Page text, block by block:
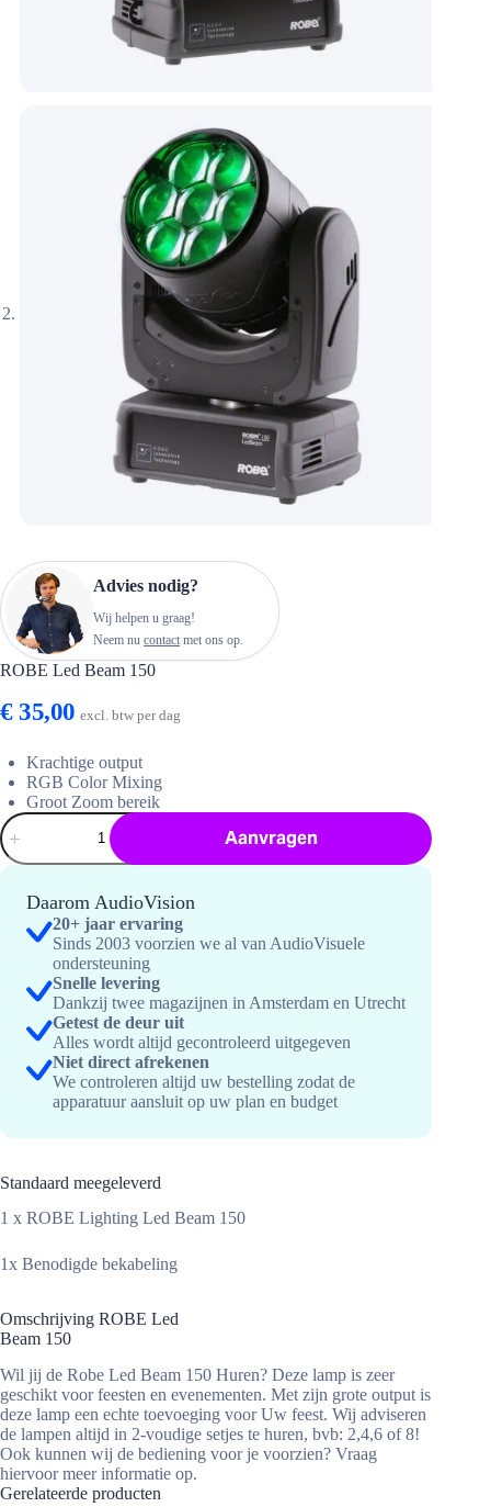
Advies nodig?
Wij helpen u graag!
Neem nu contact met ons op.
ROBE Led Beam 150
€35,00 excl. btw per dag
Krachtige output
RGB Color Mixing
Groot Zoom bereik
ROBE
Led
Beam
150
hoeveelheid
Aanvragen
Daarom AudioVision
20+ jaar ervaring
Sinds 2003 voorzien we al van AudioVisuele
ondersteuning
Snelle levering
Dankzij twee magazijnen in Amsterdam en Utrecht
Getest de deur uit
Alles wordt altijd gecontroleerd uitgegeven
Niet direct afrekenen
We controleren altijd uw bestelling zodat de
apparatuur aansluit op uw plan en budget
Standaard meegeleverd
1 x ROBE Lighting Led Beam 150
1x Benodigde bekabeling
Omschrijving ROBE Led
Beam 150
Wil jij de Robe Led Beam 150 Huren? Deze lamp is zeer
geschikt voor feesten en evenementen. Met zijn grote output is
deze lamp een echte toevoeging voor Uw feest. Wij adviseren
de lampen altijd in 2-voudige setjes te huren, bvb: 2,4,6 of 8!
Ook kunnen wij de bediening voor je voorzien? Vraag
hiervoor meer informatie op.
Gerelateerde producten